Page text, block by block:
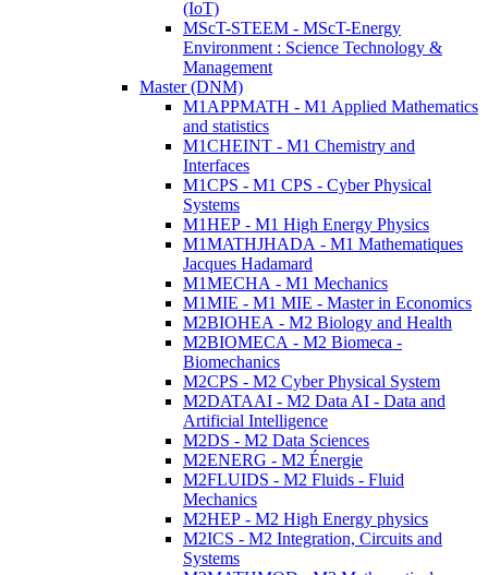
(IoT)
MScT-STEEM - MScT-Energy
Environment : Science Technology &
Management
Master (DNM)
M1APPMATH - M1 Applied Mathematics
and statistics
M1CHEINT - M1 Chemistry and
Interfaces
M1CPS - M1 CPS - Cyber Physical
Systems
M1HEP - M1 High Energy Physics
M1MATHJHADA - M1 Mathematiques
Jacques Hadamard
M1MECHA - M1 Mechanics
M1MIE - M1 MIE - Master in Economics
M2BIOHEA - M2 Biology and Health
M2BIOMECA - M2 Biomeca -
Biomechanics
M2CPS - M2 Cyber Physical System
M2DATAAI - M2 Data AI - Data and
Artificial Intelligence
M2DS - M2 Data Sciences
M2ENERG - M2 Énergie
M2FLUIDS - M2 Fluids - Fluid
Mechanics
M2HEP - M2 High Energy physics
M2ICS - M2 Integration, Circuits and
Systems